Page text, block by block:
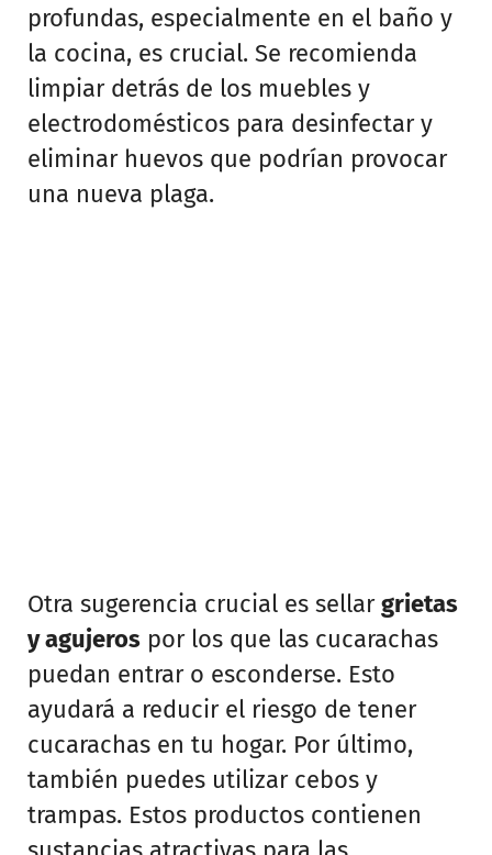
profundas, especialmente en el baño y
la cocina, es crucial. Se recomienda
limpiar detrás de los muebles y
electrodomésticos para desinfectar y
eliminar huevos que podrían provocar
una nueva plaga.
Otra sugerencia crucial es sellargrietas
y agujeros por los que las cucarachas
puedan entrar o esconderse. Esto
ayudará a reducir el riesgo de tener
cucarachas en tu hogar. Por último,
también puedes utilizar cebos y
trampas. Estos productos contienen